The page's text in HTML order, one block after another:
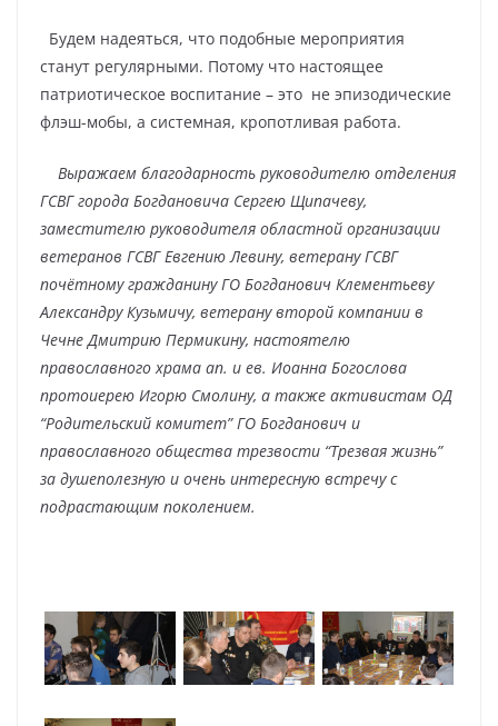
Будем надеяться, что подобные мероприятия
станут регулярными. Потому что настоящее
патриотическое воспитание – это не эпизодические
флэш-мобы, а системная, кропотливая работа.
Выражаем благодарность руководителю отделения
ГСВГ города Богдановича Сергею Щипачеву,
заместителю руководителя областной организации
ветеранов ГСВГ Евгению Левину, ветерану ГСВГ
почётному гражданину ГО Богданович Клементьеву
Александру Кузьмичу, ветерану второй компании в
Чечне Дмитрию Пермикину, настоятелю
православного храма ап. и ев. Иоанна Богослова
протоиерею Игорю Смолину, а также активистам ОД
“Родительский комитет” ГО Богданович и
православного общества трезвости “Трезвая жизнь”
за душеполезную и очень интересную встречу с
подрастающим поколением.